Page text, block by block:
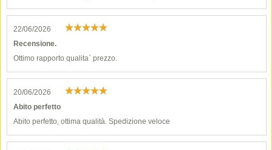
22/06/2026
Recensione.
Ottimo rapporto qualita` prezzo.
20/06/2026
Abito perfetto
Abito perfetto, ottima qualità. Spedizione veloce